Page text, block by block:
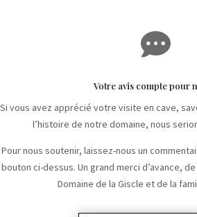

Votre avis compte pour
Si vous avez apprécié votre visite en cave,
l’histoire de notre domaine, nous
Pour nous soutenir, laissez-nous un
bouton ci-dessus. Un grand merci d’avance,
Domaine de la Giscle et de la